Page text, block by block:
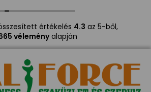
értékelés 4.3 az 5-ből,
véleményalapján